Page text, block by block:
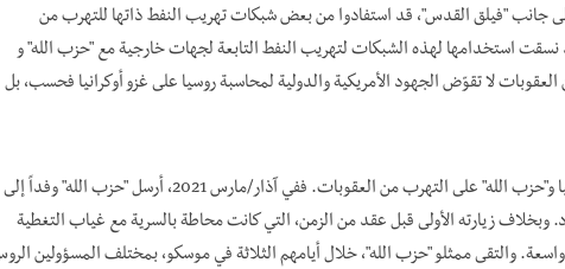
جانب "فيلق القدس"، قد استفادوا من بعض شبكات تهريب النفط ذاتها للتهرب من
نسقت استخدامها لهذه الشبكات لتهريب النفط التابعة لجهات خارجية مع "حزب الله" و
لا تقوّض الجهود الأمريكية والدولية لمحاسبة روسيا على غزو أوكرانيا فحسب، بل
لا يقتصر المستوى المعزز من التنسيق بين روسيا و"حزب الله" على التهرب من العقوبات. ففي آذار/مارس 2021، أرسل "حزب الله" وفداً إلى
وبخلاف زيارته الأولى قبل عقد من الزمن، التي كانت محاطة بالسرية مع غياب التغطية
والتقى ممثلو "حزب الله"، خلال أيامهم الثلاثة في موسكو، بمختلف المسؤولين